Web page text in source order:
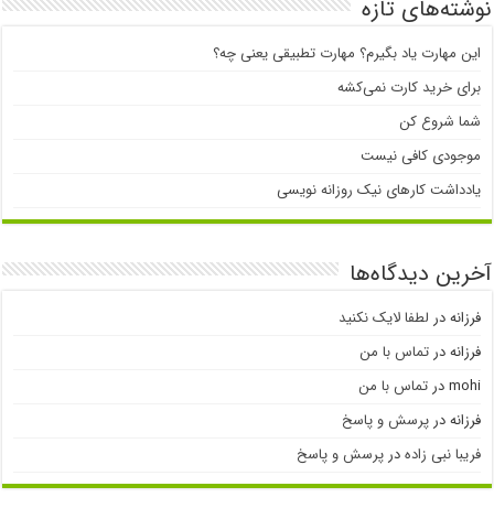
نوشته‌های تازه
این مهارت یاد بگیرم؟ مهارت تطبیقی یعنی چه؟
برای خرید کارت نمی‌‌کشه
شما شروع کن
موجودی کافی نیست
یادداشت کارهای نیک روزانه نویسی
آخرین دیدگاه‌ها
فرزانهدر لطفا لایک نکنید
فرزانهدرتماس با من
mohiدرتماس با من
فرزانهدرپرسش و پاسخ
فریبا نبی زادهدرپرسش و پاسخ